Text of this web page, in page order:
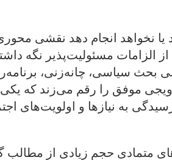
یا نخواهد انجام دهد نقشی
الزامات مسئولیت‌پذیر نگه
بحث سیاسی، چانه‌زنی،
موفق را رقم می‌زند که یکی
به نیازها و اولویت‌های
حجم زیادی از مطالب